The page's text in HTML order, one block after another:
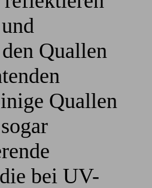
Quallen
Quallen
bei UV-